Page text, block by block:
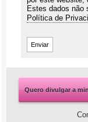
Estes dados não
Política de
Quero divulgar a